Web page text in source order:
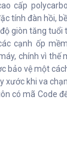
cấp
tính đàn hồi,
giòn tăng tuổi
cạnh ốp
chính vì thế
bảo vệ một
xước khi va
có mã Code